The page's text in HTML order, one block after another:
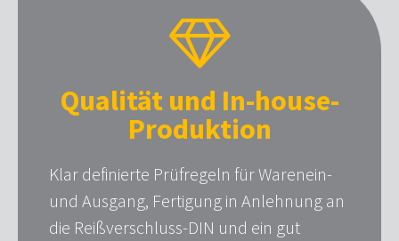
Qualität und In-house-
Produktion
Klar definierte Prüfregeln für Warenein-
und Ausgang, Fertigung in Anlehnung an
die Reißverschluss-DIN und ein gut